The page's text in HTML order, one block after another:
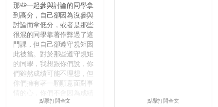
那些一起參與討論的同學拿
到高分，自己卻因為沒參與
討論而拿低分，或者是那些
很混的同學靠著作弊過了這
門課，但自己卻遵守規矩因
此被當。對於那些遵守規矩
的同學，我想跟你們說，你
們雖然成績可能不理想，但
你們擁有著一顆願意面對事
壓力而選擇逃避(作弊)，在
點擊打開全文 點擊打開全文